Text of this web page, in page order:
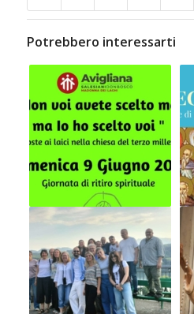
Potrebbero interessarti